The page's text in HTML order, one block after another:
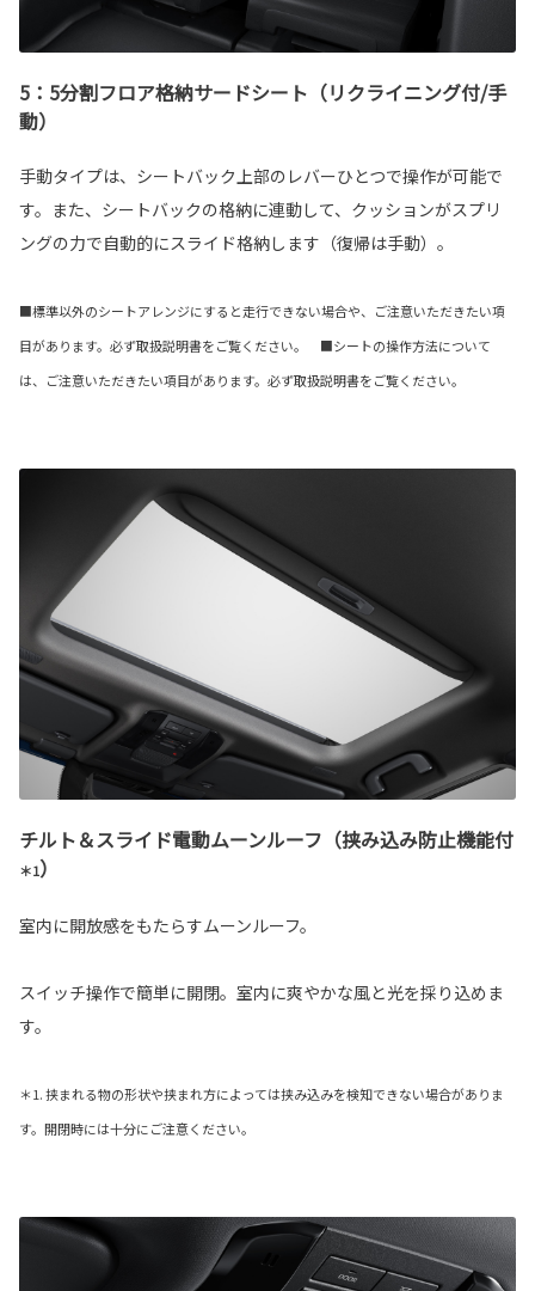
5：5分割フロア格納サードシート（リクライニング付/手
動）
手動タイプは、シートバック上部のレバーひとつで操作が可能で
す。また、シートバックの格納に連動して、クッションがスプリ
ングの力で自動的にスライド格納します（復帰は手動）。
■標準以外のシートアレンジにすると走行できない場合や、ご注意いただきたい項
目があります。必ず取扱説明書をご覧ください。 ■シートの操作方法について
は、ご注意いただきたい項目があります。必ず取扱説明書をご覧ください。
チルト＆スライド電動ムーンルーフ（挟み込み防止機能付
＊1）
室内に開放感をもたらすムーンルーフ。
スイッチ操作で簡単に開閉。室内に爽やかな風と光を採り込めま
す。
＊1. 挟まれる物の形状や挟まれ方によっては挟み込みを検知できない場合がありま
す。開閉時には十分にご注意ください。